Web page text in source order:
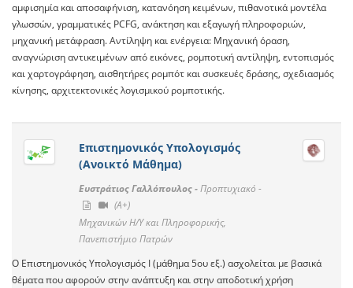
αμφισημία και αποσαφήνιση, κατανόηση κειμένων, πιθανοτικά μοντέλα
γλωσσών, γραμματικές PCFG, ανάκτηση και εξαγωγή πληροφοριών,
μηχανική μετάφραση. Αντίληψη και ενέργεια: Μηχανική όραση,
αναγνώριση αντικειμένων από εικόνες, ρομποτική αντίληψη, εντοπισμός
και χαρτογράφηση, αισθητήρες ρομπότ και συσκευές δράσης, σχεδιασμός
κίνησης, αρχιτεκτονικές λογισμικού ρομποτικής.
Επιστημονικός Υπολογισμός
(Ανοικτό Μάθημα)
Ευστράτιος Γαλλόπουλος -Προπτυχιακό -
(A+)
Μηχανικών Η/Υ και Πληροφορικής,
Πανεπιστήμιο Πατρών
Ο Επιστημονικός Υπολογισμός Ι (μάθημα 5ου εξ.) ασχολείται με βασικά
θέματα που αφορούν στην ανάπτυξη και στην αποδοτική χρήση